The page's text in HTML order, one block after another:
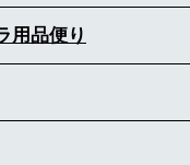
用品便り